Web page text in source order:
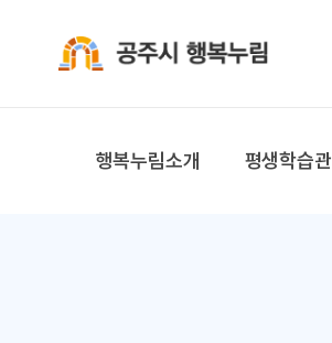
행복누림소개 평생학습관